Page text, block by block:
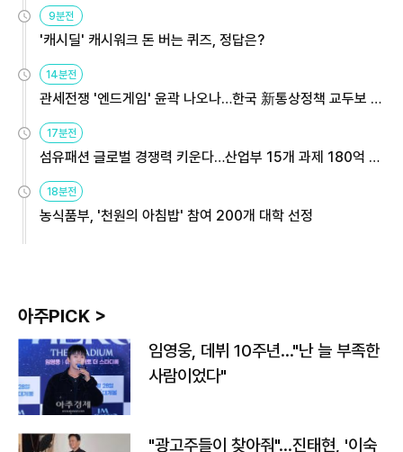
9분전
'캐시딜' 캐시워크 돈 버는 퀴즈, 정답은?
14분전
관세전쟁 '엔드게임' 윤곽 나오나…한국 新통상정책 교두보 활
용해야
17분전
섬유패션 글로벌 경쟁력 키운다…산업부 15개 과제 180억 지
원
18분전
농식품부, '천원의 아침밥' 참여 200개 대학 선정
아주PICK >
임영웅, 데뷔 10주년…"난 늘 부족한
사람이었다"
"광고주들이 찾아줘"…진태현, '이숙